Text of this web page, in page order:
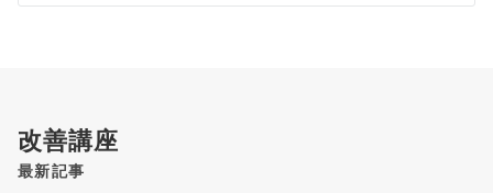
改善講座
最新記事